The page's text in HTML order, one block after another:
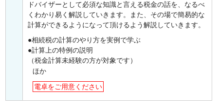
ドバイザーとして必須な知識と言える税金の話を、なるべ
くわかり易く解説していきます。また、その場で簡易的な
計算ができるようになって頂けるよう解説していきます。
相続税の計算のやり方を実例で学ぶ
計算上の特例の説明
（税金計算未経験の方が対象です）
ほか
電卓をご用意ください